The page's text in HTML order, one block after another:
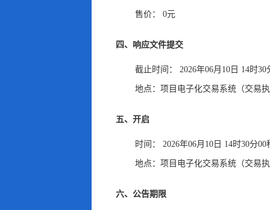
售价： 0元
四、响应文件提交
截止时间： 2026年06月10日 14时
地点： 项目电子化交易系统（交易
五、开启
时间： 2026年06月10日 14时30分
地点： 项目电子化交易系统（交易
六、公告期限